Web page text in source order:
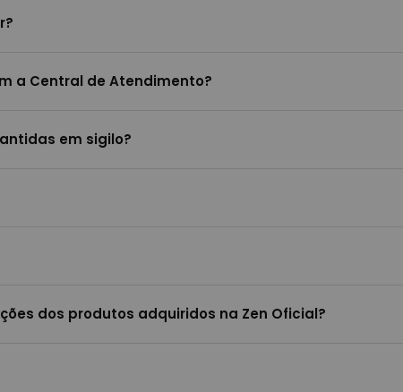
a Central de Atendimento?
em sigilo?
dos produtos adquiridos na Zen Oficial?